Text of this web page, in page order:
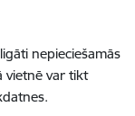
nepieciešamās
vietnē var tikt